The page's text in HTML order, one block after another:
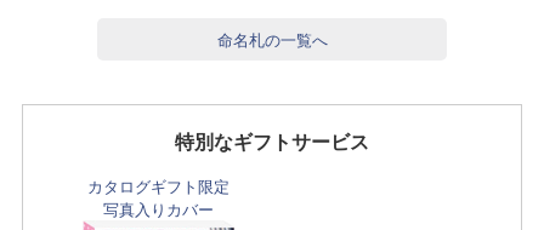
命名札の一覧へ
特別なギフトサービス
カタログギフト限定
写真入りカバー